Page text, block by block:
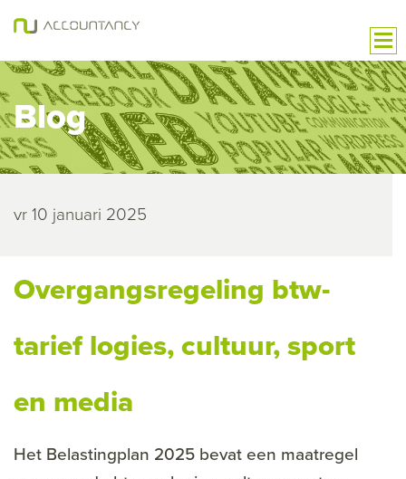
Blog
vr 10 januari 2025
Overgangsregeling btw-
tarief logies, cultuur, sport
en media
Het Belastingplan 2025 bevat een maatregel